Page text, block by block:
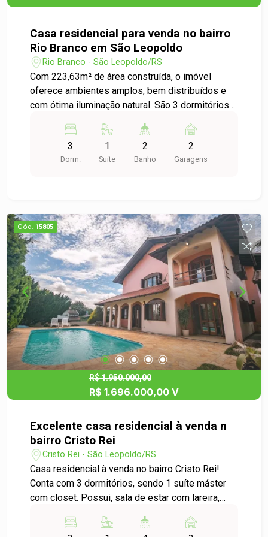
Casa residencial para venda no bairro
Rio Branco em São Leopoldo
Rio Branco - São Leopoldo/RS
Com 223,63m² de área construída, o imóvel
oferece ambientes amplos, bem distribuídos e
com ótima iluminação natural. São 3 dormitórios
bem estar para toda a família. A área social conta
com uma sala de estar aconchegante, ideal para
reunir quem você ama, além de uma cozinha
praticidade e segurança, e um amplo quintal um
espaço versátil para lazer, jardinagem ou para as
crianças brincarem com liberdade. Além de todas
essas qualidades, a localização é um grande
diferencial: próximo a escolas, supermercados,
comércios e com fácil acesso ao transporte
público, tudo isso em um bairro tranquilo e
familiar.
3
Dorm.
1
Suite
2
Banho
2
Garagens
Cód. 15805
R$ 1.950.000,00
R$ 1.696.000,00 V
Excelente casa residencial à venda n
bairro Cristo Rei
Cristo Rei - São Leopoldo/RS
Casa residencial à venda no bairro Cristo Rei!
Conta com 3 dormitórios, sendo 1 suíte máster
com closet. Possui, sala de estar com lareira,
São 2 banheiros sociais, área de serviço e um